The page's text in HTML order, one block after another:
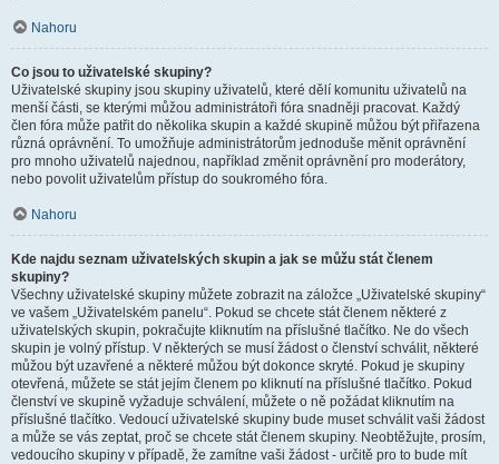
Nahoru
Co jsou to uživatelské skupiny?
Uživatelské skupiny jsou skupiny uživatelů, které dělí komunitu uživatelů na
menší části, se kterými můžou administrátoři fóra snadněji pracovat. Každý
člen fóra může patřit do několika skupin a každé skupině můžou být přiřazena
různá oprávnění. To umožňuje administrátorům jednoduše měnit oprávnění
pro mnoho uživatelů najednou, například změnit oprávnění pro moderátory,
nebo povolit uživatelům přístup do soukromého fóra.
Nahoru
Kde najdu seznam uživatelských skupin a jak se můžu stát členem
skupiny?
Všechny uživatelské skupiny můžete zobrazit na záložce „Uživatelské skupiny“
ve vašem „Uživatelském panelu“. Pokud se chcete stát členem některé z
uživatelských skupin, pokračujte kliknutím na příslušné tlačítko. Ne do všech
skupin je volný přístup. V některých se musí žádost o členství schválit, některé
můžou být uzavřené a některé můžou být dokonce skryté. Pokud je skupiny
otevřená, můžete se stát jejím členem po kliknutí na příslušné tlačítko. Pokud
členství ve skupině vyžaduje schválení, můžete o ně požádat kliknutím na
příslušné tlačítko. Vedoucí uživatelské skupiny bude muset schválit vaši žádost
a může se vás zeptat, proč se chcete stát členem skupiny. Neobtěžujte, prosím,
vedoucího skupiny v případě, že zamítne vaši žádost - určitě pro to bude mít